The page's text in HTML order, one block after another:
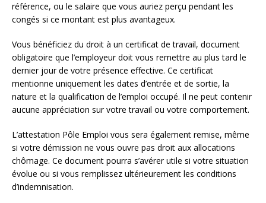
référence, ou le salaire que vous auriez perçu pendant les
congés si ce montant est plus avantageux.
Vous bénéficiez du droit à un certificat de travail, document
obligatoire que l’employeur doit vous remettre au plus tard le
dernier jour de votre présence effective. Ce certificat
mentionne uniquement les dates d’entrée et de sortie, la
nature et la qualification de l’emploi occupé. Il ne peut contenir
aucune appréciation sur votre travail ou votre comportement.
L’attestation Pôle Emploi vous sera également remise, même
si votre démission ne vous ouvre pas droit aux allocations
chômage. Ce document pourra s’avérer utile si votre situation
évolue ou si vous remplissez ultérieurement les conditions
d’indemnisation.